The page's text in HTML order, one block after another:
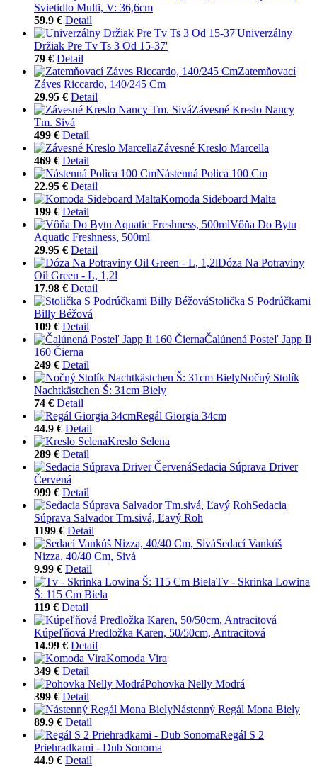
Svietidlo Multi, V: 36,6cm
59.9 € Detail
Univerzálny
Držiak Pre Tv Ts 3 Od 15-37'
79 € Detail
Zatemňovací
Záves Riccardo, 140/245 Cm
29.95 € Detail
Závesné Kreslo Nancy
Tm. Sivá
499 € Detail
Závesné Kreslo Marcella
469 € Detail
Nástenná Polica 100 Cm
22.95 € Detail
Komoda Sideboard Malta
199 € Detail
Vôňa Do Bytu
Aquatic Freshness, 500ml
29.95 € Detail
Dóza Na Potraviny
Oil Green - L, 1,2l
17.98 € Detail
Stolička S Podrúčkami
Billy Béžová
109 € Detail
Čalúnená Posteľ Japp Ii
160 Čierna
249 € Detail
Nočný Stolík
Nachtkästchen Š: 31cm Biely
74 € Detail
Regál Giorgia 34cm
44.9 € Detail
Kreslo Selena
289 € Detail
Sedacia Súprava Driver
Červená
999 € Detail
Sedacia
Súprava Salvador Tm.sivá, Ľavý Roh
1199 € Detail
Sedací Vankúš
Nizza, 40/40 Cm, Sivá
9.99 € Detail
Tv - Skrinka Lowina
Š: 115 Cm Biela
119 € Detail
Kúpeľňová Predložka Karen, 50/50cm, Antracitová
14.99 € Detail
Komoda Vira
349 € Detail
Pohovka Nelly Modrá
399 € Detail
Nástenný Regál Mona Biely
89.9 € Detail
Regál S 2
Priehradkami - Dub Sonoma
44.9 € Detail